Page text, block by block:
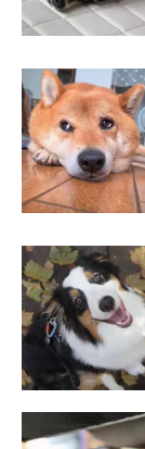
まずはそのコの
れているときは
作ってやり、そ
ったりくつろい
楽を聞かせても
態に誘導するこ
遊びにも向くよ
い。
その他、フォー
オスワリ、マテ
きちんと守れる